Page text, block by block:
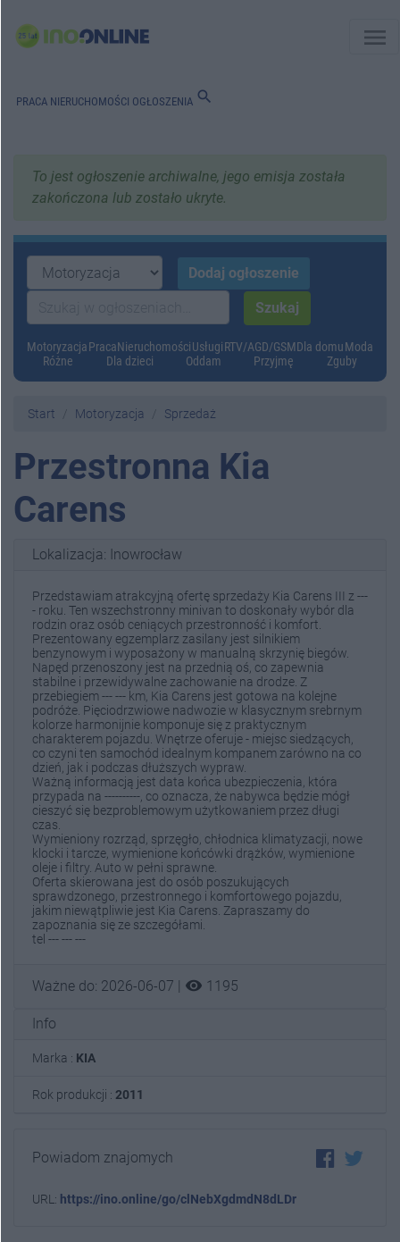
menu
PRACA NIERUCHOMOŚCI OGŁOSZENIA search
To jest ogłoszenie archiwalne, jego emisja została
zakończona lub zostało ukryte.
MotoryzacjaPracaNieruchomościUsługiRTV/AGD/GSMDla domuModa
Różne
Dla dzieci Oddam Przyjmę Zguby
Start Motoryzacja Sprzedaż
Przestronna Kia
Carens
Lokalizacja: Inowrocław
Przedstawiam atrakcyjną ofertę sprzedaży Kia Carens III z ---
- roku. Ten wszechstronny minivan to doskonały wybór dla
rodzin oraz osób ceniących przestronność i komfort.
Prezentowany egzemplarz zasilany jest silnikiem
benzynowym i wyposażony w manualną skrzynię biegów.
Napęd przenoszony jest na przednią oś, co zapewnia
stabilne i przewidywalne zachowanie na drodze. Z
przebiegiem --- --- km, Kia Carens jest gotowa na kolejne
podróże. Pięciodrzwiowe nadwozie w klasycznym srebrnym
kolorze harmonijnie komponuje się z praktycznym
charakterem pojazdu. Wnętrze oferuje - miejsc siedzących,
co czyni ten samochód idealnym kompanem zarówno na co
dzień, jak i podczas dłuższych wypraw.
Ważną informacją jest data końca ubezpieczenia, która
przypada na ----------, co oznacza, że nabywca będzie mógł
cieszyć się bezproblemowym użytkowaniem przez długi
czas.
Wymieniony rozrząd, sprzęgło, chłodnica klimatyzacji, nowe
klocki i tarcze, wymienione końcówki drążków, wymienione
oleje i filtry. Auto w pełni sprawne.
Oferta skierowana jest do osób poszukujących
sprawdzonego, przestronnego i komfortowego pojazdu,
jakim niewątpliwie jest Kia Carens. Zapraszamy do
zapoznania się ze szczegółami.
tel --- --- ---
Ważne do: 2026-06-07 | visibility 1195
Info
Marka : KIA
Rok produkcji : 2011
Powiadom znajomych
URL: https://ino.online/go/clNebXgdmdN8dLDr